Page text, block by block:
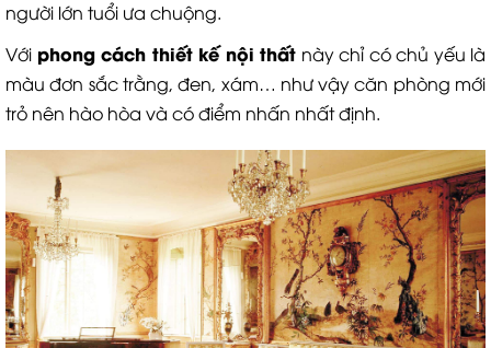
người lớn tuổi ưa chuộng.
Với phong cách thiết kế nội thất này chỉ có chủ yếu là
màu đơn sắc trằng, đen, xám… như vậy căn phòng mới
trỏ nên hào hòa và có điểm nhấn nhất định.